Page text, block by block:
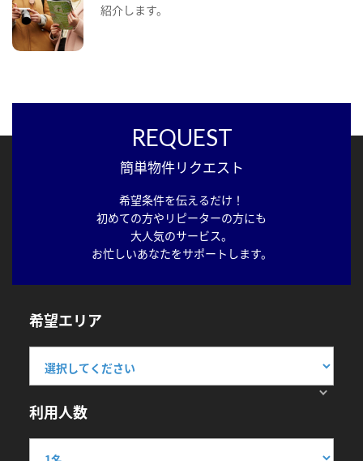
紹介します。
REQUEST
簡単物件リクエスト
希望条件を伝えるだけ！
初めての方やリピーターの方にも
大人気のサービス。
お忙しいあなたをサポートします。
希望エリア
利用人数